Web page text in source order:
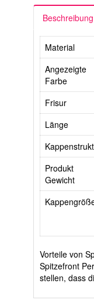
Beschreibung
Material
Angezeigte
Farbe
Frisur
Länge
Produkt
Gewicht
Vorteile von
Spitzefront
stellen, dass